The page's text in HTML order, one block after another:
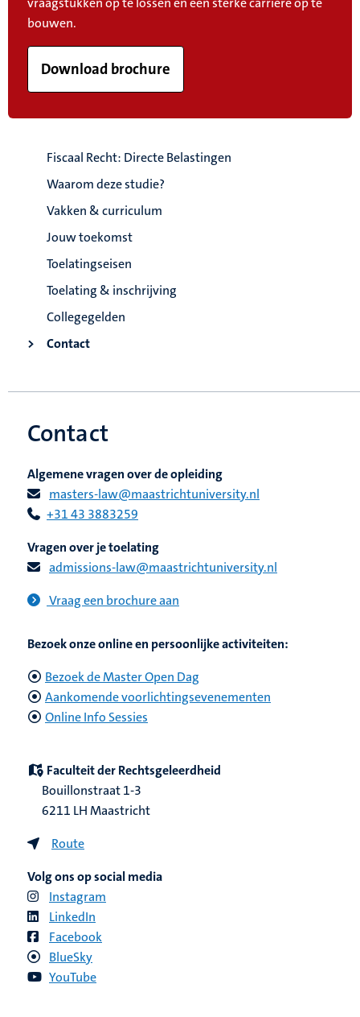
bouwen.
Download brochure
Fiscaal Recht: Directe Belastingen
Waarom deze studie?
Vakken & curriculum
Jouw toekomst
Toelatingseisen
Toelating & inschrijving
Collegegelden
Contact
Contact
Algemene vragen over de opleiding
masters-law@maastrichtuniversity.nl
+31 43 3883259
Vragen over je toelating
admissions-law@maastrichtuniversity.nl
Vraag een brochure aan
Bezoek onze online en persoonlijke activiteiten:
Bezoek de Master Open Dag
Aankomende voorlichtingsevenementen
Online Info Sessies
Faculteit der Rechtsgeleerdheid
Bouillonstraat 1-3
6211 LH Maastricht
Route
Volg ons op social media
Instagram
LinkedIn
Facebook
BlueSky
YouTube